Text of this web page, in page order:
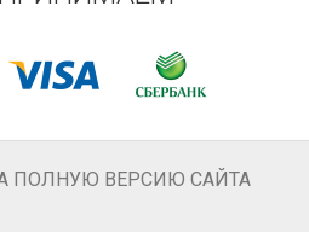
ПОЛНУЮ ВЕРСИЮ САЙТА